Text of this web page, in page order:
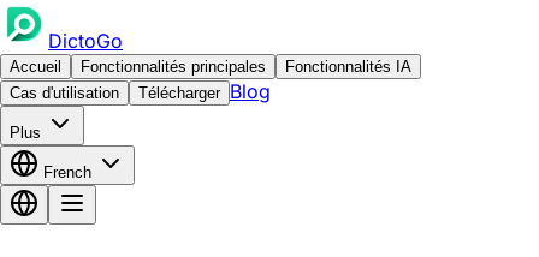
DictoGo
Accueil Fonctionnalités principales
Fonctionnalités IA
Cas d'utilisation
Télécharger Blog
Plus
French